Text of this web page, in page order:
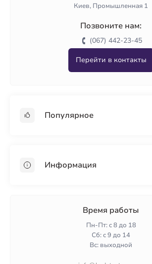
Киев, Промышленная 1
Позвоните нам:
(067) 442-23-45
Перейти в контакты
Популярное
ПенопластИнформация
Политика конфиденциальности
Время работы
Пн-Пт: с 8 до 18
Сб: с 9 до 14
Вс: выходной